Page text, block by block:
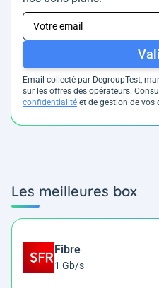
Email collecté par DegroupTest,
sur les offres des opérateurs.
confidentialité et de gestion de vos
Les meilleures box
Fibre
1 Gb/s